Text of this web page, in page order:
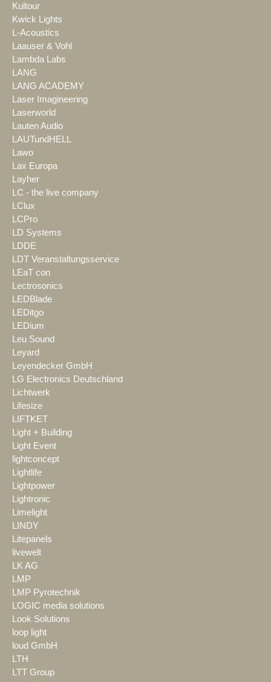
Kultour
Kwick Lights
L-Acoustics
Laauser & Vohl
Lambda Labs
LANG
LANG ACADEMY
Laser Imagineering
Laserworld
Lauten Audio
LAUTundHELL
Lawo
Lax Europa
Layher
LC - the live company
LClux
LCPro
LD Systems
LDDE
LDT Veranstaltungsservice
LEaT con
Lectrosonics
LEDBlade
LEDitgo
LEDium
Leu Sound
Leyard
Leyendecker GmbH
LG Electronics Deutschland
Lichtwerk
Lifesize
LIFTKET
Light + Building
Light Event
lightconcept
Lightlife
Lightpower
Lightronic
Limelight
LINDY
Litepanels
livewelt
LK AG
LMP
LMP Pyrotechnik
LOGIC media solutions
Look Solutions
loop light
loud GmbH
LTH
LTT Group